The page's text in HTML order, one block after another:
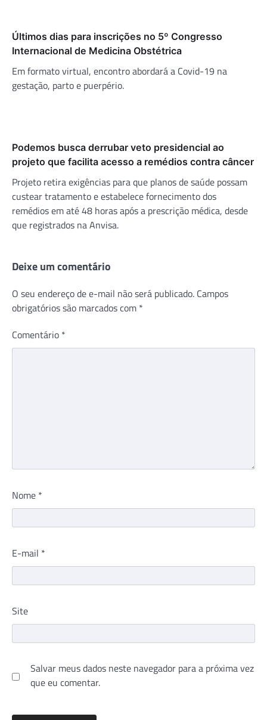
Últimos dias para inscrições no 5º Congresso
Internacional de Medicina Obstétrica
Em formato virtual, encontro abordará a Covid-19 na
gestação, parto e puerpério.
Podemos busca derrubar veto presidencial ao
projeto que facilita acesso a remédios contra câncer
Projeto retira exigências para que planos de saúde possam
custear tratamento e estabelece fornecimento dos
remédios em até 48 horas após a prescrição médica, desde
que registrados na Anvisa.
Deixe um comentário
O seu endereço de e-mail não será publicado. Campos
obrigatórios são marcados com *
Comentário *
Nome *
E-mail *
Site
Salvar meus dados neste navegador para a próxima vez
que eu comentar.